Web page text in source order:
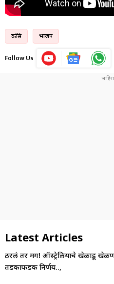
काँग्रेस भाजप
Follow Us
Latest Articles
ठरलं तर मग! ऑस्ट्रेलियाचे खेळाडू
तडकाफडकी निर्णय..,